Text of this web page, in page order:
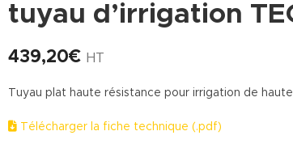
tuyau d’irrigation
439,20€ HT
Tuyau plat haute résistance pour irrigation de
Télécharger la fiche technique (.pdf)